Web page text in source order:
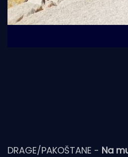
DRAGE/PAKOŠTANE - Na